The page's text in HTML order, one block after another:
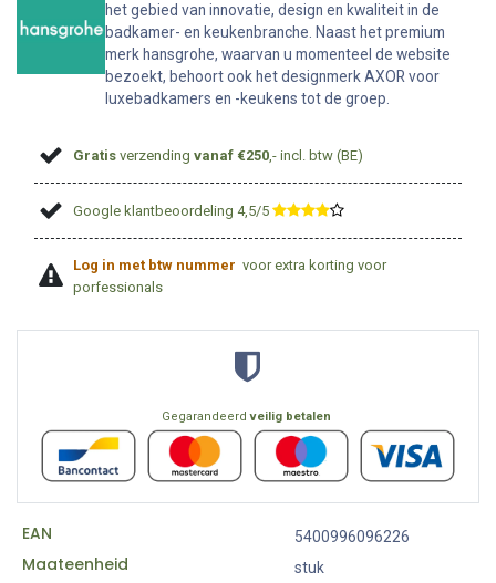
het gebied van innovatie, design en kwaliteit in de
badkamer- en keukenbranche. Naast het premium
merk hansgrohe, waarvan u momenteel de website
bezoekt, behoort ook het designmerk AXOR voor
luxebadkamers en -keukens tot de groep.
Gratis verzendingvanaf €250 ,- incl. btw (BE)
Google klantbeoordeling 4,5/5 ​
Log in met btw nummer voor extra korting voor
porfessionals
Gegarandeerdveilig betalen
EAN 5400996096226
Maateenheid stuk